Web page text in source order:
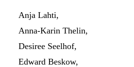
Anja Lahti,
Anna-Karin Thelin,
Desiree Seelhof,
Edward Beskow,